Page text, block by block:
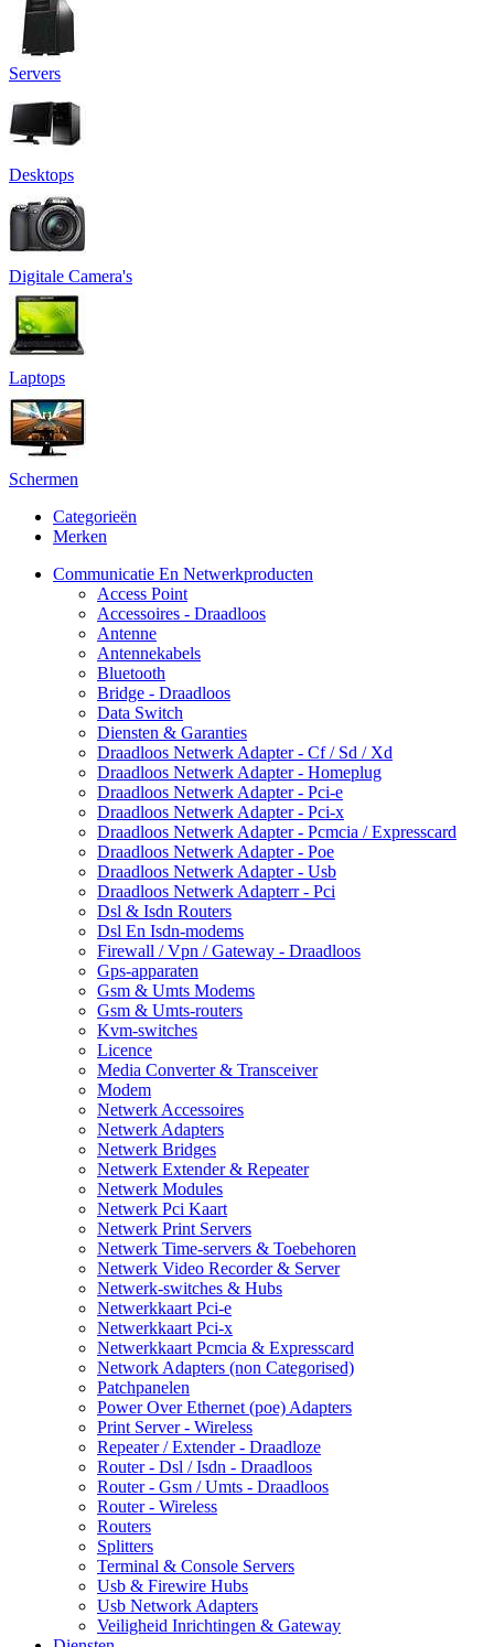
Servers
Desktops
Digitale Camera's
Laptops
Schermen
Categorieën
Merken
Communicatie En Netwerkproducten
Access Point
Accessoires - Draadloos
Antenne
Antennekabels
Bluetooth
Bridge - Draadloos
Data Switch
Diensten & Garanties
Draadloos Netwerk Adapter - Cf / Sd / Xd
Draadloos Netwerk Adapter - Homeplug
Draadloos Netwerk Adapter - Pci-e
Draadloos Netwerk Adapter - Pci-x
Draadloos Netwerk Adapter - Pcmcia / Expresscard
Draadloos Netwerk Adapter - Poe
Draadloos Netwerk Adapter - Usb
Draadloos Netwerk Adapterr - Pci
Dsl & Isdn Routers
Dsl En Isdn-modems
Firewall / Vpn / Gateway - Draadloos
Gps-apparaten
Gsm & Umts Modems
Gsm & Umts-routers
Kvm-switches
Licence
Media Converter & Transceiver
Modem
Netwerk Accessoires
Netwerk Adapters
Netwerk Bridges
Netwerk Extender & Repeater
Netwerk Modules
Netwerk Pci Kaart
Netwerk Print Servers
Netwerk Time-servers & Toebehoren
Netwerk Video Recorder & Server
Netwerk-switches & Hubs
Netwerkkaart Pci-e
Netwerkkaart Pci-x
Netwerkkaart Pcmcia & Expresscard
Network Adapters (non Categorised)
Patchpanelen
Power Over Ethernet (poe) Adapters
Print Server - Wireless
Repeater / Extender - Draadloze
Router - Dsl / Isdn - Draadloos
Router - Gsm / Umts - Draadloos
Router - Wireless
Routers
Splitters
Terminal & Console Servers
Usb & Firewire Hubs
Usb Network Adapters
Veiligheid Inrichtingen & Gateway